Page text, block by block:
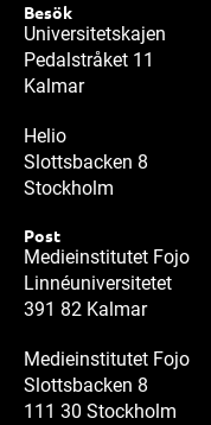
Besök
Universitetskajen
Pedalstråket 11
Kalmar
Helio
Slottsbacken 8
Stockholm
Post
Medieinstitutet Fojo
Linnéuniversitetet
391 82 Kalmar
Medieinstitutet Fojo
Slottsbacken 8
111 30 Stockholm